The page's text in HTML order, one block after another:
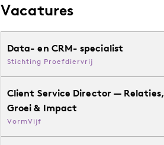
Vacatures
Data- en CRM- specialist
Stichting Proefdiervrij
Client Service Director — Relaties,
Groei & Impact
VormVijf